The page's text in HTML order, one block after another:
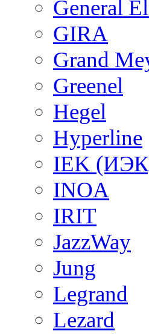
General
GIRA
Grand
Greenel
Hegel
Hyperline
IEK
INOA
IRIT
JazzWay
Jung
Legrand
Lezard